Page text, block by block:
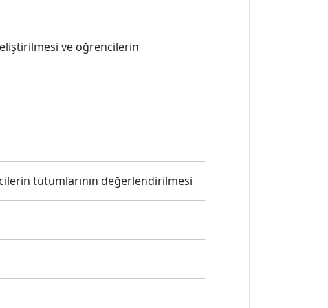
ve öğrencilerin
tutumlarının değerlendirilmesi